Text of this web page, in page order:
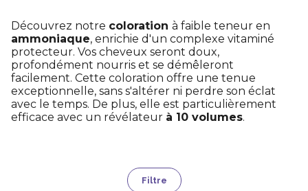
Découvrez notre coloration à faible teneur en
ammoniaque, enrichie d'un complexe vitaminé
protecteur. Vos cheveux seront doux,
profondément nourris et se démêleront
facilement. Cette coloration offre une tenue
exceptionnelle, sans s'altérer ni perdre son éclat
avec le temps. De plus, elle est particulièrement
efficace avec un révélateur à 10 volumes.
Filtre